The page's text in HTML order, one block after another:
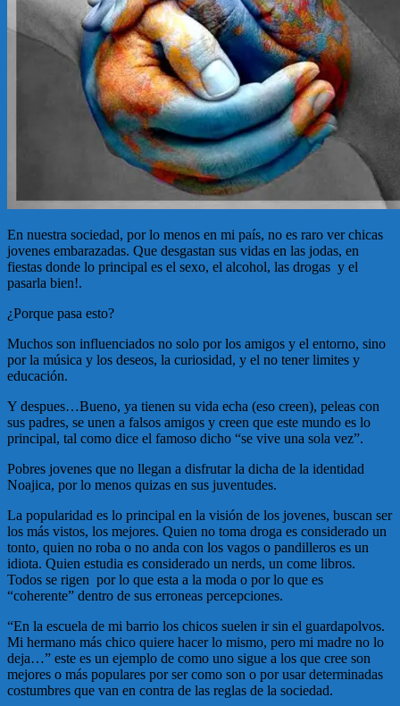
En nuestra sociedad, por lo menos en mi país, no es raro ver chicas
jovenes embarazadas. Que desgastan sus vidas en las jodas, en
fiestas donde lo principal es el sexo, el alcohol, las drogas y el
pasarla bien!.
¿Porque pasa esto?
Muchos son influenciados no solo por los amigos y el entorno, sino
por la música y los deseos, la curiosidad, y el no tener limites y
educación.
Y despues…Bueno, ya tienen su vida echa (eso creen), peleas con
sus padres, se unen a falsos amigos y creen que este mundo es lo
principal, tal como dice el famoso dicho “se vive una sola vez”.
Pobres jovenes que no llegan a disfrutar la dicha de la identidad
Noajica, por lo menos quizas en sus juventudes.
La popularidad es lo principal en la visión de los jovenes, buscan ser
los más vistos, los mejores. Quien no toma droga es considerado un
tonto, quien no roba o no anda con los vagos o pandilleros es un
idiota. Quien estudia es considerado un nerds, un come libros.
Todos se rigen por lo que esta a la moda o por lo que es
“coherente” dentro de sus erroneas percepciones.
“En la escuela de mi barrio los chicos suelen ir sin el guardapolvos.
Mi hermano más chico quiere hacer lo mismo, pero mi madre no lo
deja…” este es un ejemplo de como uno sigue a los que cree son
mejores o más populares por ser como son o por usar determinadas
costumbres que van en contra de las reglas de la sociedad.